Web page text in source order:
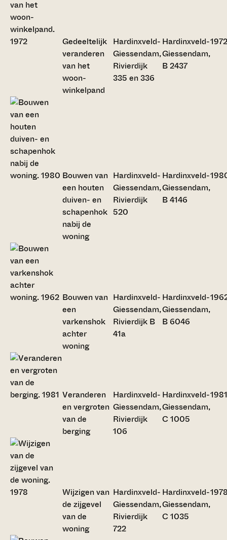
Gedeeltelijk
veranderen
van het
woon-
winkelpand
Hardinxveld-
Giessendam,
Rivierdijk
335 en 336
Hardinxveld-
Giessendam,
B 2437
1972
Bouwen van
een houten
duiven- en
schapenhok
nabij de
woning
Hardinxveld-
Giessendam,
Rivierdijk
520
Hardinxveld-
Giessendam,
B 4146
Bouwen van
een
varkenshok
achter
woning
Hardinxveld-
Giessendam,
Rivierdijk B
41a
Hardinxveld-
Giessendam,
B 6046
Veranderen
en vergroten
van de
berging
Hardinxveld-
Giessendam,
Rivierdijk
106
Hardinxveld-
Giessendam,
C 1005
1981
Wijzigen van
de zijgevel
van de
woning
Hardinxveld-
Giessendam,
Rivierdijk
722
Hardinxveld-
Giessendam,
C 1035